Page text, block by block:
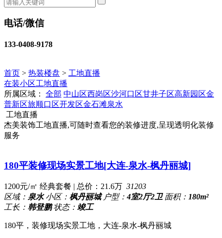
电话/微信
133-0408-9178
首页 > 热装楼盘 > 工地直播
在装小区工地直播
所属区域：
全部 中山区西岗区沙河口区甘井子区高新园区金
普新区旅顺口区开发区金石滩泉水
工地直播
杰美装饰工地直播,可随时查看您的装修进度,呈现透明化装修
服务
180平装修现场实景工地[大连-泉水-枫丹丽城]
1200元/㎡ 经典套餐 | 总价：21.6万 31203
区域： 泉水 小区： 枫丹丽城 户型：4室2厅2卫 面积： 180m²
工长： 韩登鹏 状态： 竣工
180平，装修现场实景工地，大连-泉水-枫丹丽城